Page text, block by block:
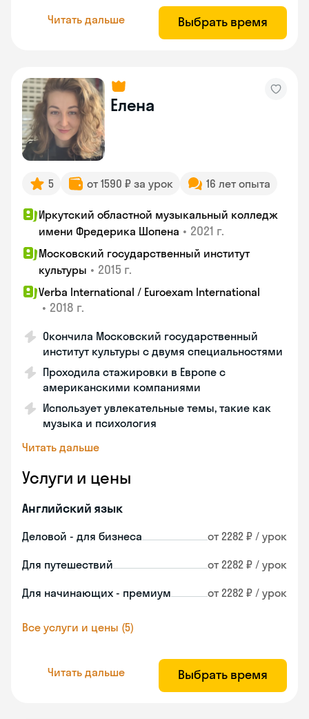
Читать дальше Выбрать время
Елена
5 от 1590 ₽ за урок 16 лет опыта
Иркутский областной музыкальный колледж
имени Фредерика Шопена • 2021 г.
Московский государственный институт
культуры • 2015 г.
Verba International / Euroexam International
• 2018 г.
Окончила Московский государственный
институт культуры с двумя специальностями
Проходила стажировки в Европе с
американскими компаниями
Использует увлекательные темы, такие как
музыка и психология
Читать дальше
Услуги и цены
Английский язык
Деловой - для бизнеса от 2282 ₽ / урок
Для путешествий от 2282 ₽ / урок
Для начинающих - премиум от 2282 ₽ / урок
Все услуги и цены (5)
Читать дальше Выбрать время